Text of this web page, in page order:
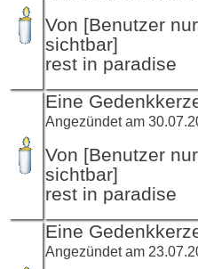
Von [Benutzer
sichtbar]
rest in paradise
Eine
Angezündet am
Von [Benutzer
sichtbar]
rest in paradise
Eine
Angezündet am